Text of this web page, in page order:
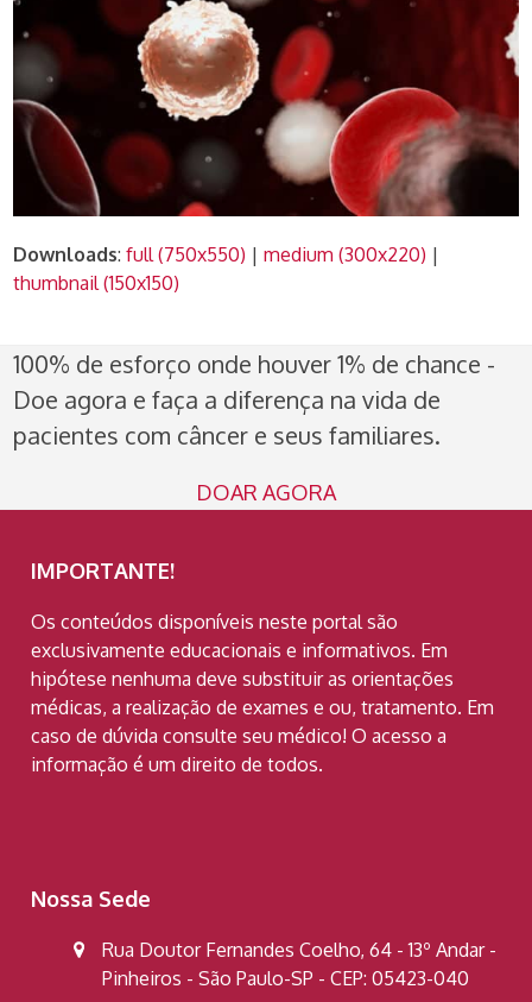
Downloads:full (750x550) |medium (300x220) |
thumbnail (150x150)
100% de esforço onde houver 1% de chance -
Doe agora e faça a diferença na vida de
pacientes com câncer e seus familiares.
DOAR AGORA
IMPORTANTE!
Os conteúdos disponíveis neste portal são
exclusivamente educacionais e informativos. Em
hipótese nenhuma deve substituir as orientações
médicas, a realização de exames e ou, tratamento. Em
caso de dúvida consulte seu médico! O acesso a
informação é um direito de todos.
Nossa Sede
Rua Doutor Fernandes Coelho, 64 - 13º Andar -
Pinheiros - São Paulo-SP - CEP: 05423-040